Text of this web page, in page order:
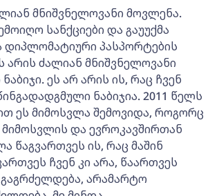
მნიშვნელოვანი მოვლენა.
სანქციები და გაუუქმა
დიპლომატიური პასპორტების
ძალიან მნიშვნელოვანი
ეს არ არის ის, რაც ჩვენ
ნაბიჯია. 2011 წელს
ეს მიმოსვლა შემოვიდა, როგორც
მიმოსვლის და ევროკავშირთან
წაგვართვეს ის, რაც მაშინ
ჩვენ კი არა, წაართვეს
გაგრძელდება, არამარტო